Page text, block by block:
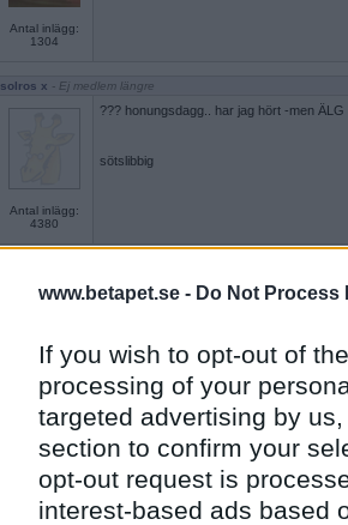
www.betapet.se - Do Not Process
If you wish to opt-out of
processing of your
targeted advertising by
section to confirm your
opt-out request is
interest-based ads based
Antal inlägg:
1304
solros x - Ej medlem längre
Antal inlägg:
4380
??? honungsdagg.. har jag hört -men
sötslibbig
Antal inlägg:
15408
punch
magalita
boxningshandskar